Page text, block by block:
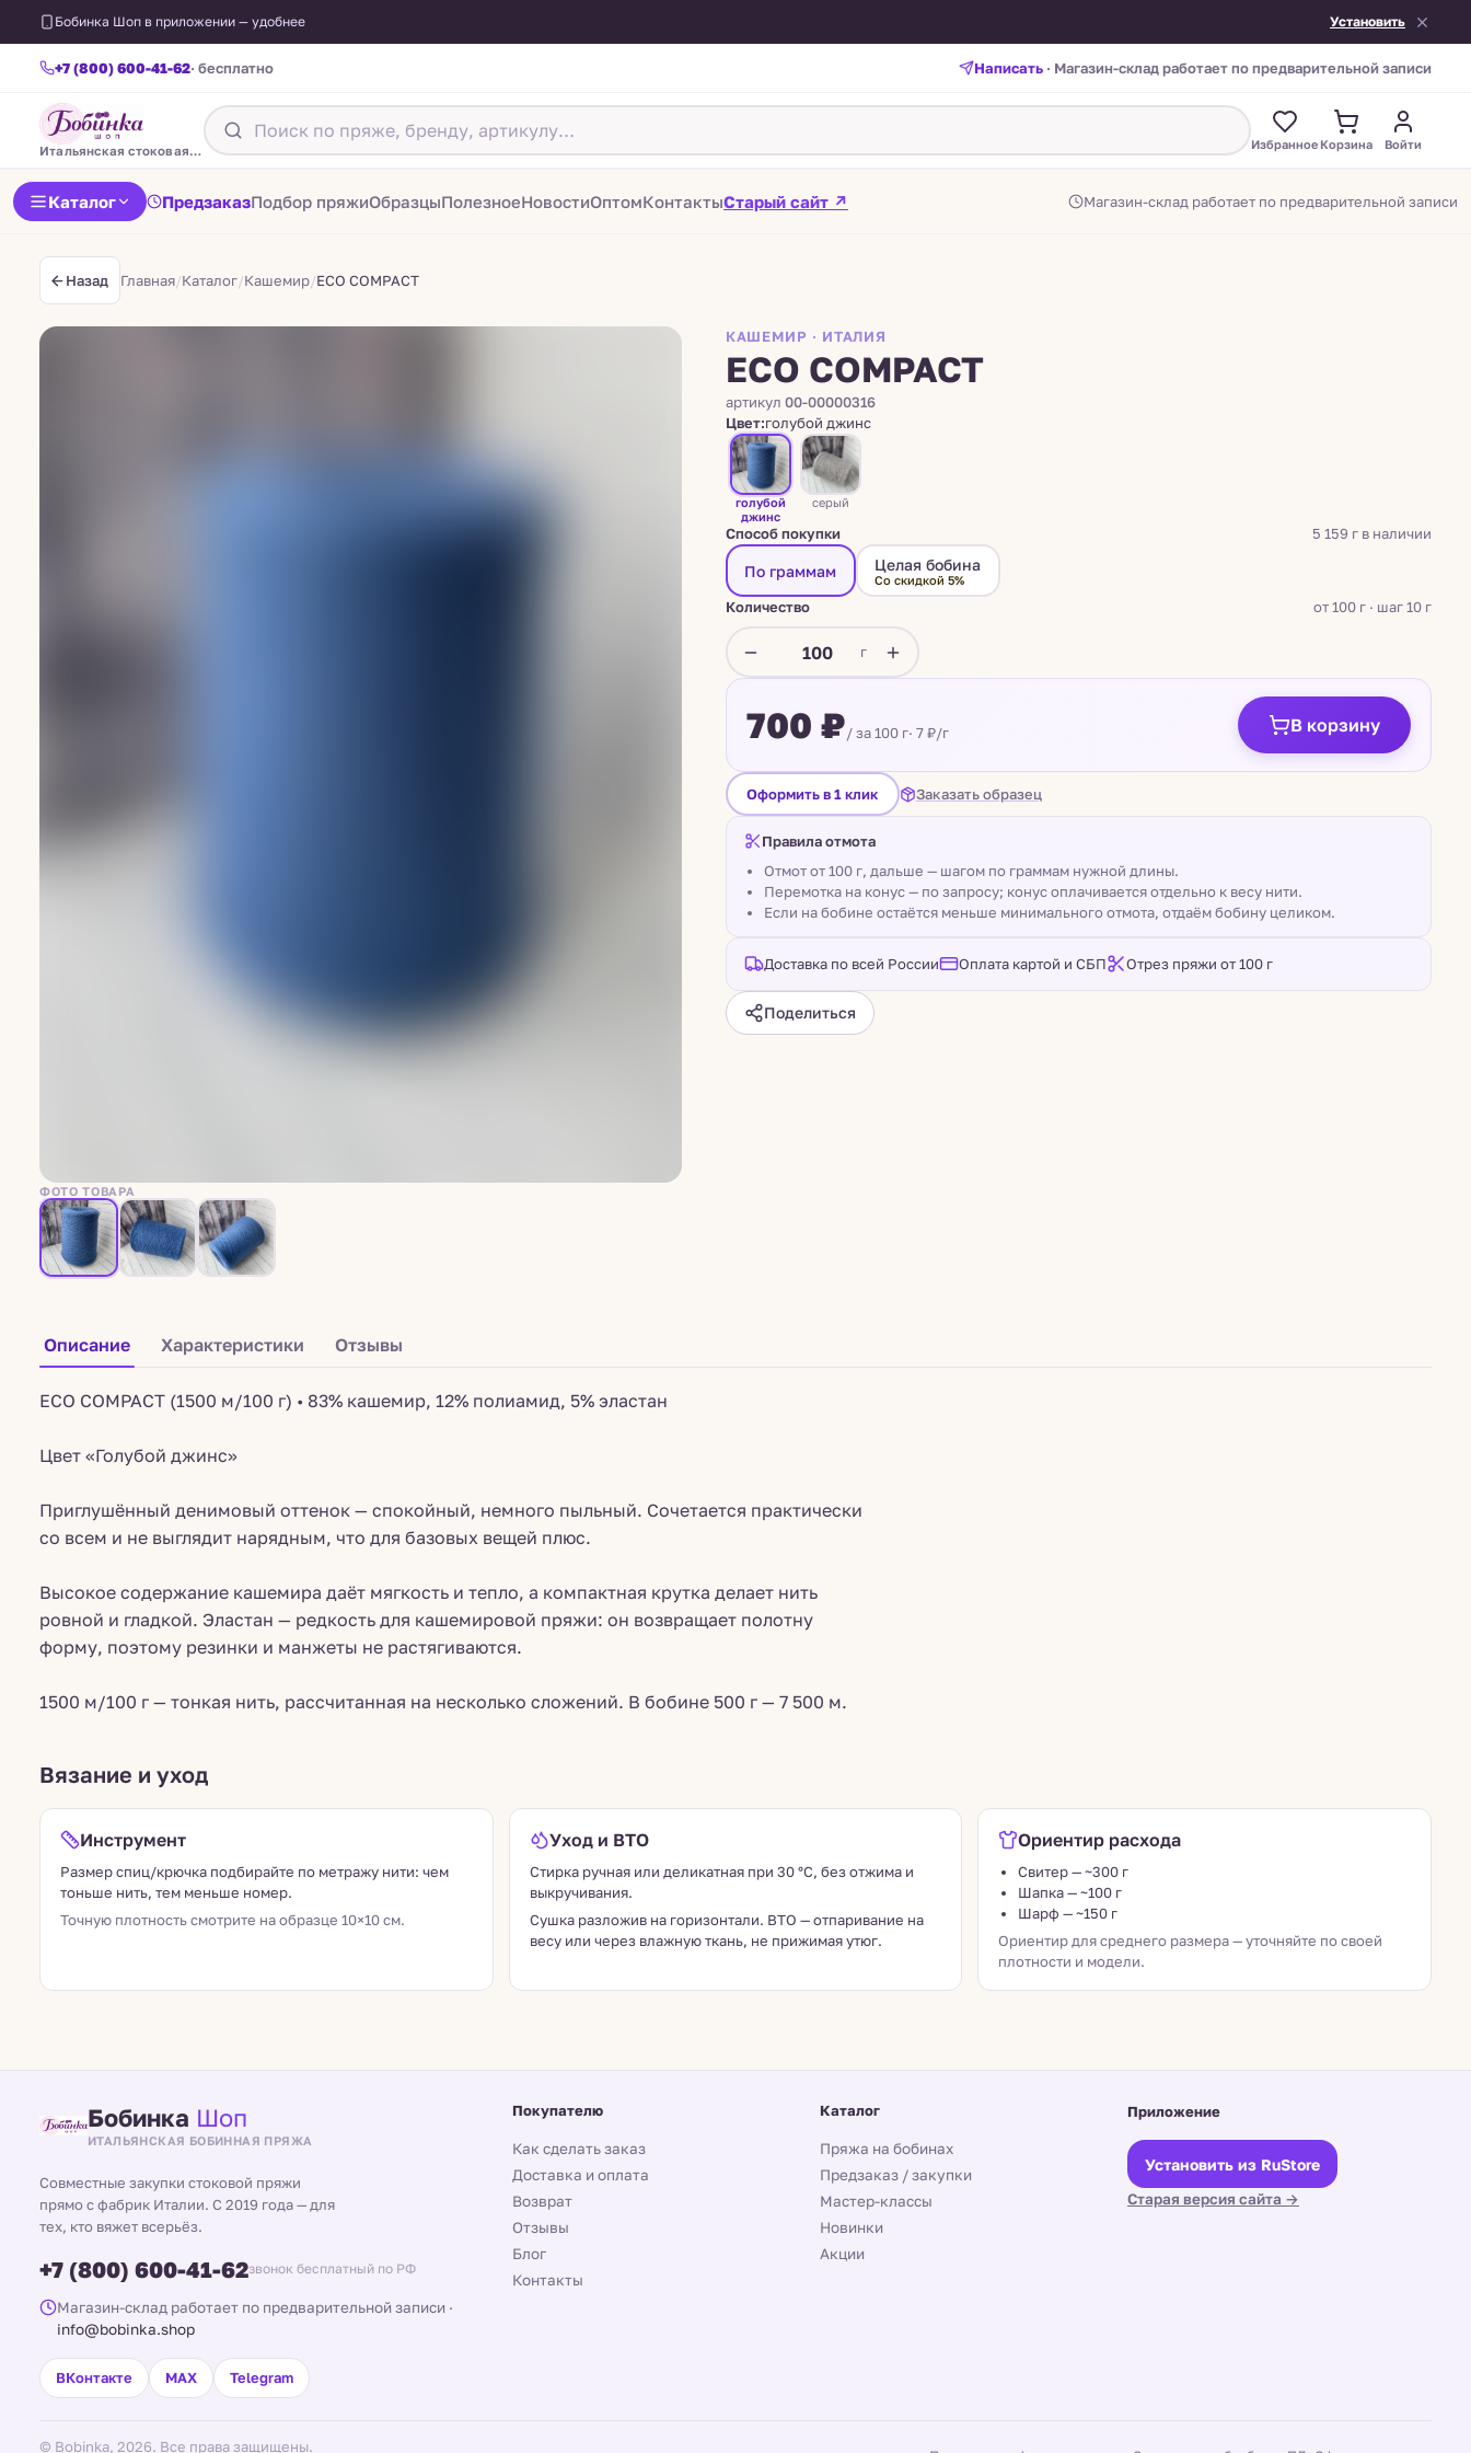
Бобинка Шоп в приложении — удобнее Установить
+7 (800) 600-41-62· бесплатно Написать · Магазин-склад работает по предварительной записи
Итальянская стоковая пряжа Избранное Корзина Войти
Каталог ПредзаказПодбор пряжиОбразцыПолезноеНовостиОптомКонтактыСтарый сайт ↗ Магазин-склад работает по предварительной записи
Назад Главная/Каталог/Кашемир/ECO COMPACT
ФОТО ТОВАРА
КАШЕМИР · ИТАЛИЯ
ECO COMPACT
артикул 00-00000316
Цвет:голубой джинс
голубой
джинс
серый
Способ покупки 5 159 г в наличии
По граммам Целая бобина
Со скидкой 5%
Количество от 100 г · шаг 10 г
г
700 ₽/ за 100 г· 7 ₽/г В корзину
Оформить в 1 клик Заказать образец
Правила отмота
Отмот от 100 г, дальше — шагом по граммам нужной длины.
Перемотка на конус — по запросу; конус оплачивается отдельно к весу нити.
Если на бобине остаётся меньше минимального отмота, отдаём бобину целиком.
Доставка по всей России Оплата картой и СБП Отрез пряжи от 100 г
Поделиться
Описание Характеристики Отзывы
ECO COMPACT (1500 м/100 г) • 83% кашемир, 12% полиамид, 5% эластан
Цвет «Голубой джинс»
Приглушённый денимовый оттенок — спокойный, немного пыльный. Сочетается практически
со всем и не выглядит нарядным, что для базовых вещей плюс.
Высокое содержание кашемира даёт мягкость и тепло, а компактная крутка делает нить
ровной и гладкой. Эластан — редкость для кашемировой пряжи: он возвращает полотну
форму, поэтому резинки и манжеты не растягиваются.
1500 м/100 г — тонкая нить, рассчитанная на несколько сложений. В бобине 500 г — 7 500 м.
Вязание и уход
Инструмент
Размер спиц/крючка подбирайте по метражу нити: чем
тоньше нить, тем меньше номер.
Точную плотность смотрите на образце 10×10 см.
Уход и ВТО
Стирка ручная или деликатная при 30 °C, без отжима и
выкручивания.
Сушка разложив на горизонтали. ВТО — отпаривание на
весу или через влажную ткань, не прижимая утюг.
Ориентир расхода
Свитер — ~300 г
Шапка — ~100 г
Шарф — ~150 г
Ориентир для среднего размера — уточняйте по своей
плотности и модели.
Бобинка Шоп
ИТАЛЬЯНСКАЯ БОБИННАЯ ПРЯЖА
Совместные закупки стоковой пряжи
прямо с фабрик Италии. С 2019 года — для
тех, кто вяжет всерьёз.
+7 (800) 600-41-62звонок бесплатный по РФ
Магазин-склад работает по предварительной записи ·
info@bobinka.shop
ВКонтакте MAX Telegram
Покупателю
Как сделать заказ
Доставка и оплата
Возврат
Отзывы
Блог
Контакты
Каталог
Пряжа на бобинах
Предзаказ / закупки
Мастер-классы
Новинки
Акции
Приложение
Установить из RuStore
Старая версия сайта →
© Bobinka, 2026. Все права защищены.